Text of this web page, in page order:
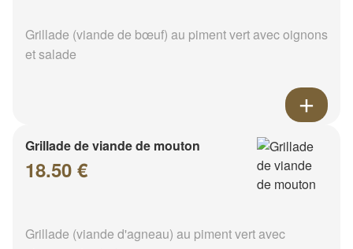
Grillade (viande de bœuf) au piment vert avec oignons
et salade
Grillade de viande de mouton
18.50 €
Grillade (viande d'agneau) au piment vert avec